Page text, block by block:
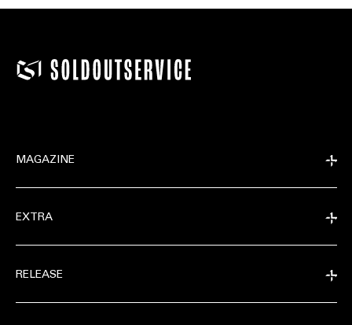
MAGAZINE
EXTRA
RELEASE